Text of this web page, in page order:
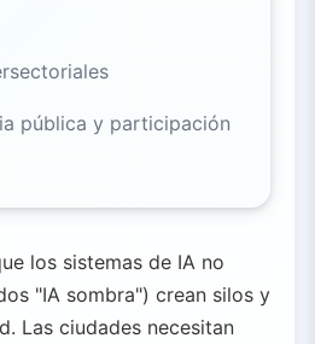
pública y participación
los sistemas de IA no
"IA sombra") crean silos y
Las ciudades necesitan